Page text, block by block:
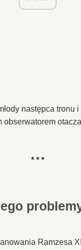
następca tronu
obserwatorem
* * *
Ramzesa